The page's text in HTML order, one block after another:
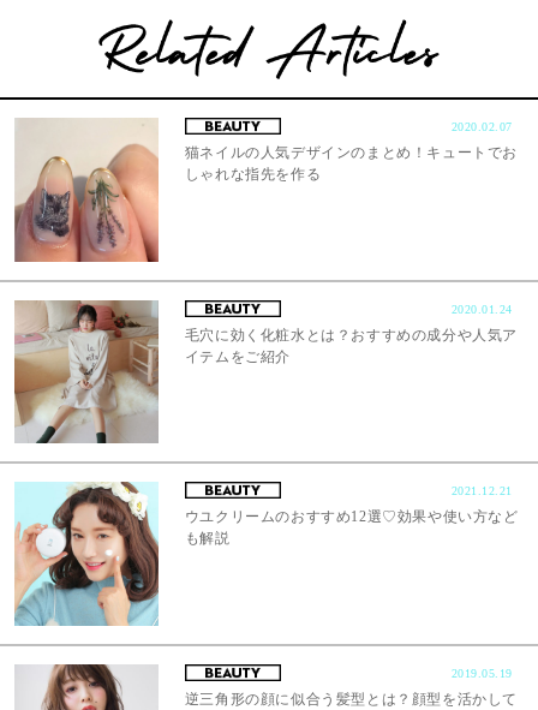
2020.02.07
猫ネイルの人気デザインのまとめ！キュートでお
しゃれな指先を作る
2020.01.24
毛穴に効く化粧水とは？おすすめの成分や人気ア
イテムをご紹介
2021.12.21
ウユクリームのおすすめ12選♡効果や使い方など
も解説
2019.05.19
逆三角形の顔に似合う髪型とは？顔型を活かして